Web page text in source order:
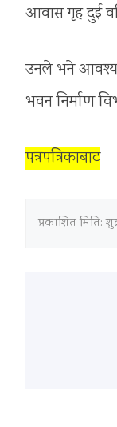
आवास गृह दुई
उनले भने आवश्यक
भवन निर्माण
पत्रपत्रिकाबाट
प्रकाशित मिति: